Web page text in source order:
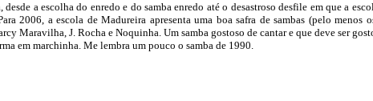
a escolha do enredo e do samba enredo até o desastroso desfile em que a
2006, a escola de Madureira apresenta uma boa safra de sambas (pelo menos
Maravilha, J. Rocha e Noquinha. Um samba gostoso de cantar e que deve ser
em marchinha. Me lembra um pouco o samba de 1990.